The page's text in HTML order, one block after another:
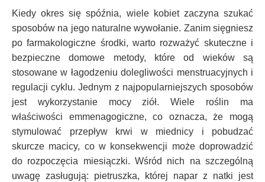
Kiedy okres się spóźnia, wiele kobiet zaczyna szukać
sposobów na jego naturalne wywołanie. Zanim sięgniesz
po farmakologiczne środki, warto rozważyć skuteczne i
bezpieczne domowe metody, które od wieków są
stosowane w łagodzeniu dolegliwości menstruacyjnych i
regulacji cyklu. Jednym z najpopularniejszych sposobów
jest wykorzystanie mocy ziół. Wiele roślin ma
właściwości emmenagogiczne, co oznacza, że mogą
stymulować przepływ krwi w miednicy i pobudzać
skurcze macicy, co w konsekwencji może doprowadzić
do rozpoczęcia miesiączki. Wśród nich na szczególną
uwagę zasługują: pietruszka, której napar z natki jest